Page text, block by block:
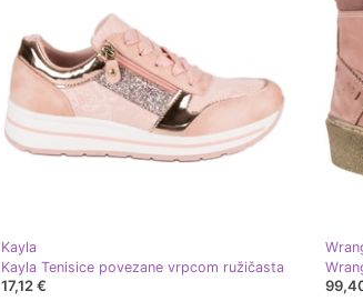
Kayla
Kayla Tenisice povezane vrpcom ružičasta
17,12 €